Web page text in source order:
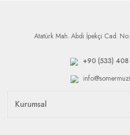
Atatürk Mah. Abdi İpekçi Cad.
+90 (533)
Kurumsal